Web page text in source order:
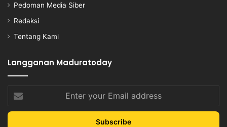
Pedoman Media Siber
Redaksi
Tentang Kami
Langganan Maduratoday
your
Email